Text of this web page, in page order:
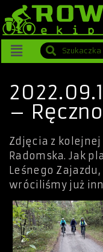
– Ręczno
Zdjęcia z
Radomska. Jak
Leśnego
wróciliśmy już